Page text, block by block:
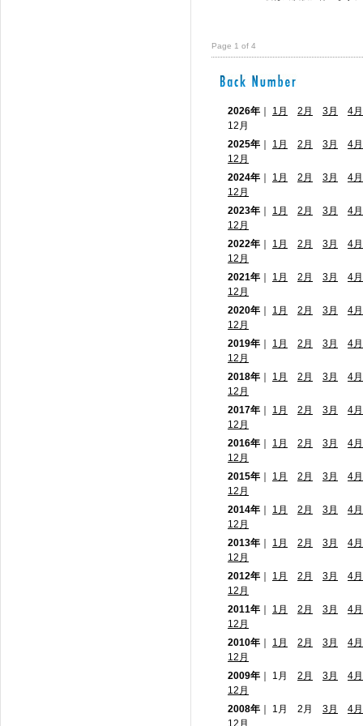
Page 1 of 4
2026年 1月 2月 3月
4月
12月
2025年
1月 2月 3月
4月
12月
2024年
1月 2月 3月
4月
12月
2023年
1月 2月 3月
4月
12月
2022年
1月 2月 3月
4月
12月
2021年
1月 2月 3月
4月
12月
2020年
1月 2月 3月
4月
12月
2019年
1月 2月 3月
4月
12月
2018年
1月 2月 3月
4月
12月
2017年
1月 2月 3月
4月
12月
2016年
1月 2月 3月
4月
12月
2015年
1月 2月 3月
4月
12月
2014年
1月 2月 3月
4月
12月
2013年
1月 2月 3月
4月
12月
2012年
1月 2月 3月
4月
12月
2011年
1月 2月 3月
4月
12月
2010年
1月 2月 3月
4月
12月
2009年 ｜ 1月 2月 3月
4月
12月
2008年 ｜ 1月 2月 3月
4月
12月